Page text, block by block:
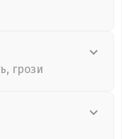
грози